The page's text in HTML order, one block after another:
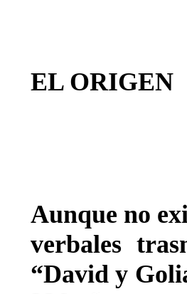
EL ORIGEN
Aunque no
verbales
“David y